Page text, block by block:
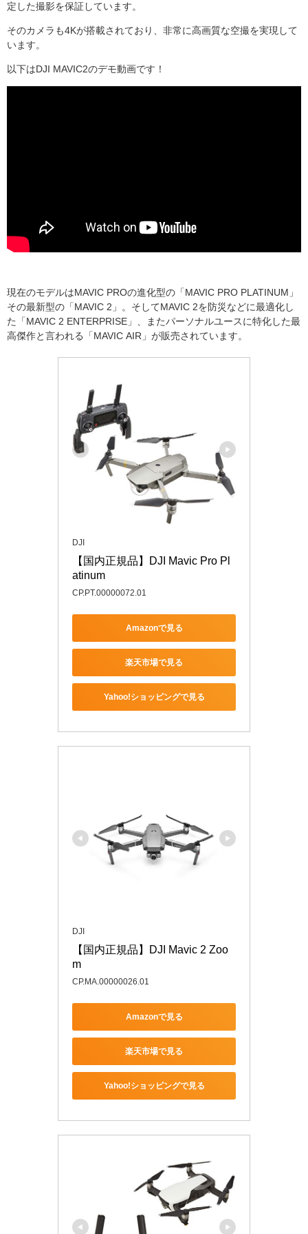
定した撮影を保証しています。
そのカメラも4Kが搭載されており、非常に高画質な空撮を実現して
います。
以下はDJI MAVIC2のデモ動画です！
現在のモデルは MAVIC PROの進化型の「 MAVIC PRO PLATINUM 」
その最新型の「 MAVIC 2 」。そして MAVIC 2を防災などに最適化し
た「 MAVIC 2 ENTERPRISE 」、またパーソナルユースに特化した最
高傑作と言われる「 MAVIC AIR 」が販売されています。
DJI
【国内正規品】DJI Mavic Pro Pl
atinum
CP.PT.00000072.01
Amazonで見る
楽天市場で見る
Yahoo!ショッピングで見る
DJI
【国内正規品】DJI Mavic 2 Zoo
m
CP.MA.00000026.01
Amazonで見る
楽天市場で見る
Yahoo!ショッピングで見る